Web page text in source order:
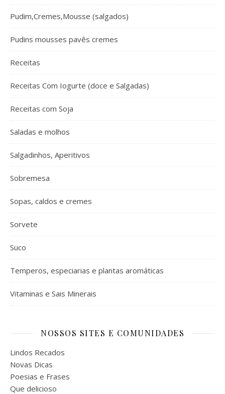
Pudim,Cremes,Mousse (salgados)
Pudins mousses pavês cremes
Receitas
Receitas Com Iogurte (doce e Salgadas)
Receitas com Soja
Saladas e molhos
Salgadinhos, Aperitivos
Sobremesa
Sopas, caldos e cremes
Sorvete
Suco
Temperos, especiarias e plantas aromáticas
Vitaminas e Sais Minerais
NOSSOS SITES E COMUNIDADES
Lindos Recados
Novas Dicas
Poesias e Frases
Que delicioso